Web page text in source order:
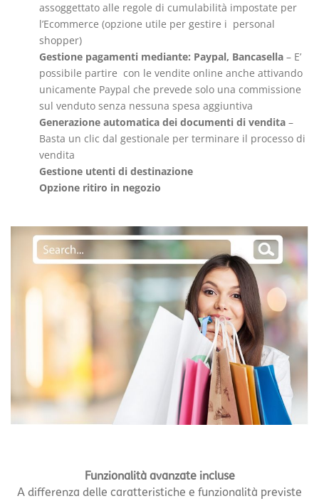
assoggettato alle regole di cumulabilità impostate per
l’Ecommerce (opzione utile per gestire i personal
shopper)
Gestione pagamenti mediante: Paypal, Bancasella – E’
possibile partire con le vendite online anche attivando
unicamente Paypal che prevede solo una commissione
sul venduto senza nessuna spesa aggiuntiva
Generazione automatica dei documenti di vendita –
Basta un clic dal gestionale per terminare il processo di
vendita
Gestione utenti di destinazione
Opzione ritiro in negozio
Funzionalità avanzate incluse
A differenza delle caratteristiche e funzionalità previste